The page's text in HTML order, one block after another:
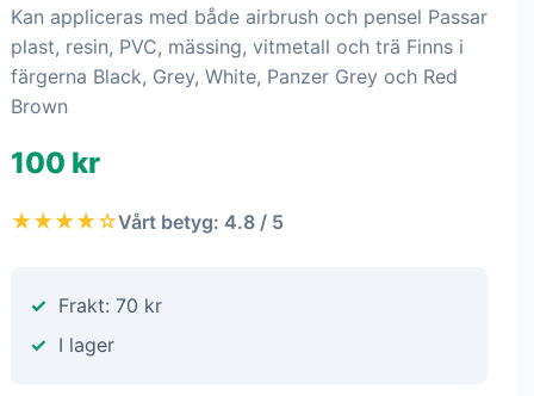
Kan appliceras med både airbrush och pensel Passar
plast, resin, PVC, mässing, vitmetall och trä Finns i
färgerna Black, Grey, White, Panzer Grey och Red
Brown
100 kr
★★★★☆Vårt betyg: 4.8 / 5
Frakt: 70 kr
I lager